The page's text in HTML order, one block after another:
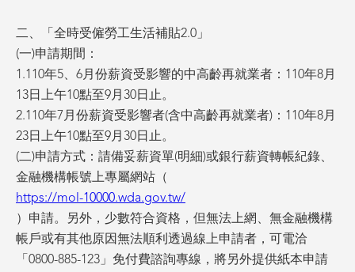
二、「全時受僱勞工生活補貼2.0」
(一)申請期間：
1.110年5、6月份薪資受影響的中高齡再就業者：110年8月
13日上午10點至9月30日止。
2.110年7月份薪資受影響者(含中高齡再就業者)：110年8月
23日上午10點至9月30日止。
(二)申請方式：請備妥薪資單(明細)或銀行薪資轉帳紀錄、
金融機構帳號上專屬網站（
https://mol-10000.wda.gov.tw/
）申請。另外，少數符合資格，但無法上網、無金融機構
帳戶或有其他原因無法順利透過線上申請者，可電洽
「0800-885-123」免付費諮詢專線，將另外提供紙本申請